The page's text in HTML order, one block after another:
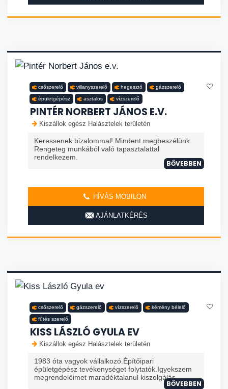
csőszerelő villanyszerelő hegesztő gázszerelő
épületgépész asztalos vízszerelő
PINTÉR NORBERT JÁNOS E.V.
Kiszállok egész Halásztelek területén
Keressenek bizalommal! Mindent megbeszélünk.
Rengeteg munkából való tapasztalattal
rendelkezem.
BŐVEBBEN
HÍVÁS MOBILON
AJÁNLATKÉRÉS
csőszerelő gázszerelő vízszerelő kémény bélelő
fűtés szerelő
KISS LÁSZLÓ GYULA EV
Kiszállok egész Halásztelek területén
1983 óta vagyok vállalkozó.Építőipari
épületgépész tevékenységet folytatók.Igyekszem
megrendelőimet maradéktalanul kiszolgálás.
BŐVEBBEN